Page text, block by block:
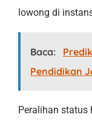
lowong di
Baca:
Pendidikan
Peralihan status